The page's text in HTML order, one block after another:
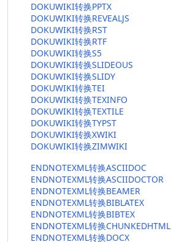
DOKUWIKI转换PPTX
DOKUWIKI转换REVEALJS
DOKUWIKI转换RST
DOKUWIKI转换RTF
DOKUWIKI转换S5
DOKUWIKI转换SLIDEOUS
DOKUWIKI转换SLIDY
DOKUWIKI转换TEI
DOKUWIKI转换TEXINFO
DOKUWIKI转换TEXTILE
DOKUWIKI转换TYPST
DOKUWIKI转换XWIKI
DOKUWIKI转换ZIMWIKI
ENDNOTEXML转换ASCIIDOC
ENDNOTEXML转换ASCIIDOCTOR
ENDNOTEXML转换BEAMER
ENDNOTEXML转换BIBLATEX
ENDNOTEXML转换BIBTEX
ENDNOTEXML转换CHUNKEDHTML
ENDNOTEXML转换DOCX